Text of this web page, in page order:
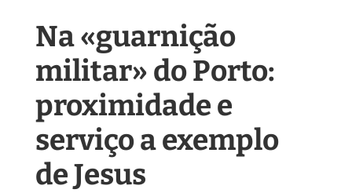
Na «guarnição
militar» do Porto:
proximidade e
serviço a exemplo
de Jesus